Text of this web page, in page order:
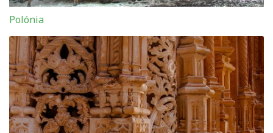
Polónia